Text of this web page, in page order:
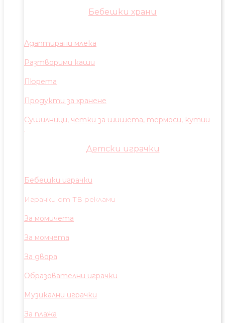
Бебешки храни
Адаптирани млека
Разтворими каши
Пюрета
Продукти за хранене
Сушилници, четки за шишета, термоси, кутии
Детски играчки
Бебешки играчки
Играчки от ТВ реклами
За момичета
За момчета
За двора
Образователни играчки
Музикални играчки
За плажа